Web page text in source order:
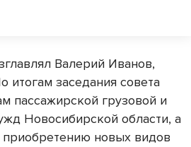
Валерий Иванов,
итогам заседания совета
пассажирской грузовой и
Новосибирской области, а
приобретению новых видов